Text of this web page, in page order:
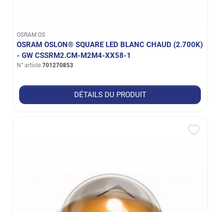
OSRAM OS
OSRAM OSLON® SQUARE LED BLANC CHAUD (2.700K)
- GW CSSRM2.CM-M2M4-XX58-1
N° article 701270853
DÉTAILS DU PRODUIT